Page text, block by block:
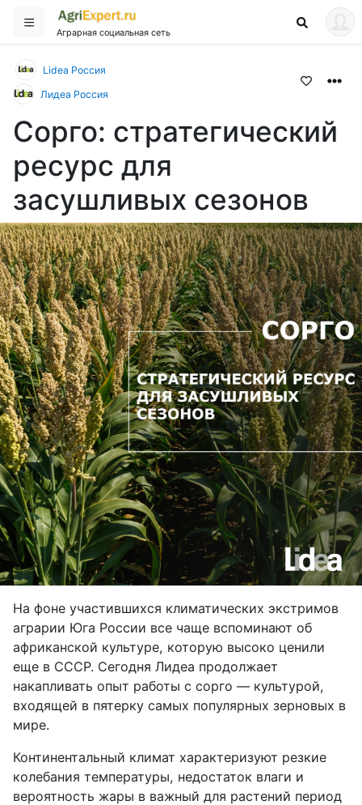
Аграрная социальная сеть
Lidea Россия
Лидеа Россия
Сорго: стратегический
ресурс для
засушливых сезонов
На фоне участившихся климатических экстримов
аграрии Юга России все чаще вспоминают об
африканской культуре, которую высоко ценили
еще в СССР. Сегодня Лидеа продолжает
накапливать опыт работы с сорго — культурой,
входящей в пятерку самых популярных зерновых в
мире.
Континентальный климат характеризуют резкие
колебания температуры, недостаток влаги и
вероятность жары в важный для растений период